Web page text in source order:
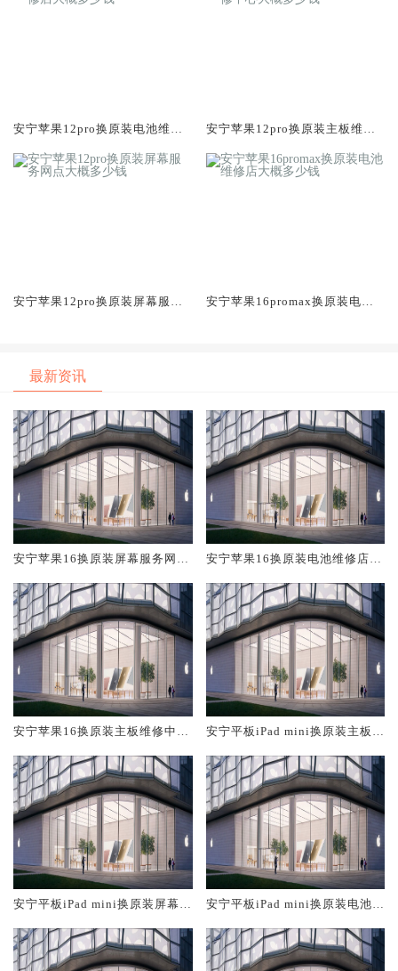
安宁苹果12pro换原装电池维修
安宁苹果12pro换原装主板维修
安宁苹果12pro换原装屏幕服务
安宁苹果16promax换原装电池
最新资讯
安宁苹果16换原装屏幕服务网点
安宁苹果16换原装电池维修店大
安宁苹果16换原装主板维修中心
安宁平板iPad mini换原装主板维
安宁平板iPad mini换原装屏幕服
安宁平板iPad mini换原装电池维